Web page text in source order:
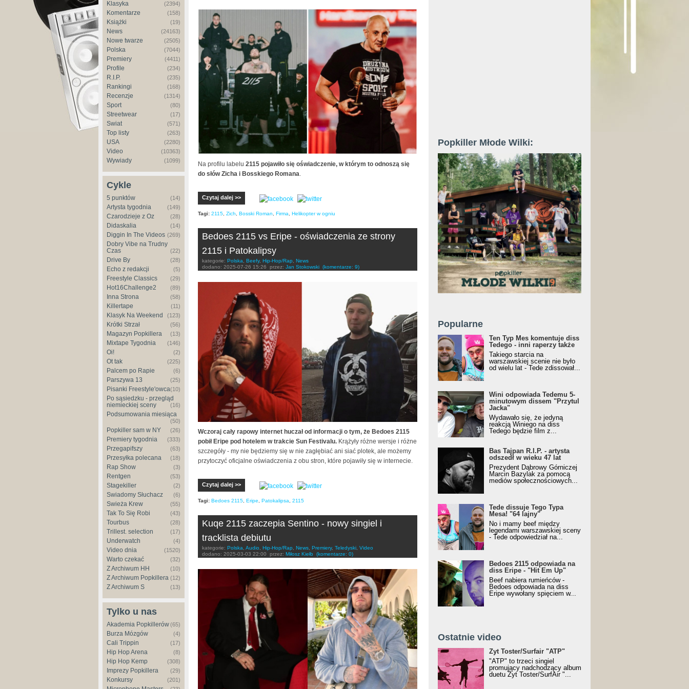
Klasyka (2394)
Komentarze (158)
Książki (19)
News (24163)
Nowe twarze (2505)
Polska (7044)
Premiery (4411)
Profile (234)
R.I.P. (235)
Rankingi (168)
Recenzje (1314)
Sport (80)
Streetwear (17)
Świat (571)
Top listy (263)
USA (2280)
Video (10363)
Wywiady (1099)
Cykle
5 punktów (14)
Artysta tygodnia (149)
Czarodzieje z Oz (28)
Didaskalia (14)
Diggin In The Videos (269)
Dobry Vibe na Trudny
Czas
(22)
Drive By (28)
Echo z redakcji (5)
Freestyle Classics (29)
Hot16Challenge2 (89)
Inna Strona (58)
Killertape (11)
Klasyk Na Weekend (123)
Krótki Strzał (56)
Magazyn Popkillera (13)
Mixtape Tygodnia (146)
Oi! (2)
Ot tak (225)
Palcem po Rapie (6)
Parszywa 13 (25)
Pisanki Freestyle'owca(10)
Po sąsiedzku - przegląd
niemieckiej sceny
(16)
Podsumowania miesiąca
(50)
Popkiller sam w NY (26)
Premiery tygodnia (333)
Przegapifszy (63)
Przesyłka polecana (18)
Rap Show (3)
Rentgen (53)
Stagekiller (2)
Świadomy Słuchacz (6)
Świeża Krew (55)
Tak To Się Robi (43)
Tourbus (28)
Trillest. selection (17)
Underwatch (4)
Video dnia (1520)
Warto czekać (32)
Z Archiwum HH (10)
Z Archiwum Popkillera (12)
Z Archiwum S (13)
Tylko u nas
Akademia Popkillerów(65)
Burza Mózgów (4)
Cali Trippin (17)
Hip Hop Arena (8)
Hip Hop Kemp (308)
Imprezy Popkillera (29)
Konkursy (201)
Na profilu labelu 2115 pojawiło się oświadczenie, w którym to odnoszą się
do słów Zicha i Bosskiego Romana.
Czytaj dalej >>
Tagi: 2115, Zich, Bosski Roman, Firma, Helikopter w ogniu
Bedoes 2115 vs Eripe - oświadczenia ze strony
2115 i Patokalipsy
kategorie: Polska, Beefy, Hip-Hop/Rap, News
dodano: 2025-07-26 15:26 przez: Jan Stokowski (komentarze: 9)
Wczoraj cały rapowy internet huczał od informacji o tym, że Bedoes 2115
pobił Eripe pod hotelem w trakcie Sun Festivalu. Krążyły różne wersje i różne
szczegóły - my nie będziemy się w nie zagłębiać ani siać plotek, ale możemy
przytoczyć oficjalne oświadczenia z obu stron, które pojawiły się w internecie.
Czytaj dalej >>
Tagi: Bedoes 2115 Eripe Patokalipsa 2115
Kuqe 2115 zaczepia Sentino - nowy singiel i
tracklista debiutu
kategorie: Polska Audio Hip-Hop/Rap News Premiery, Teledyski Video
dodano: 2025-03-03 22:00 przez: Miłosz Kiełb (komentarze: 0)
Popkiller Młode Wilki:
Popularne
Ten Typ Mes komentuje diss
Tedego - inni raperzy także
Takiego starcia na
warszawskiej scenie nie było
od wielu lat - Tede zdissował...
Wini odpowiada Tedemu 5-
minutowym dissem "Przytul
Jacka"
Wydawało się, że jedyną
reakcją Winiego na diss
Tedego będzie film z...
Bas Tajpan R.I.P. - artysta
odszedł w wieku 47 lat
Prezydent Dąbrowy Górniczej
Marcin Bazylak za pomocą
mediów społecznościowych...
Tede dissuje Tego Typa
Mesa! "64 lajny"
No i mamy beef między
legendami warszawskiej sceny
- Tede odpowiedział na...
Bedoes 2115 odpowiada na
diss Eripe - "Hit Em Up"
Beef nabiera rumieńców -
Bedoes odpowiada na diss
Eripe wywołany spięciem w...
Ostatnie video
Żyt Toster/SurfAir - ATP VIDEO
Żyt Toster/Surfair "ATP"
"ATP" to trzeci singiel
promujący nadchodzący album
duetu Żyt Toster/SurfAir "...